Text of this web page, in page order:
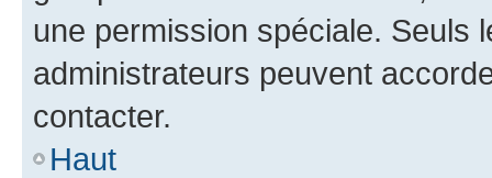
une permission spéciale. Seuls
administrateurs peuvent
contacter.
Haut